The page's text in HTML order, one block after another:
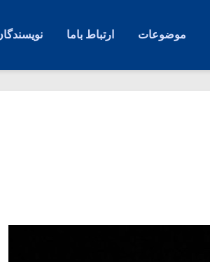
موضوعات ارتباط باما